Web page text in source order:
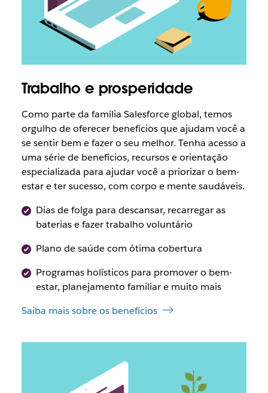
Trabalho e prosperidade
Como parte da família Salesforce global, temos
orgulho de oferecer benefícios que ajudam você a
se sentir bem e fazer o seu melhor. Tenha acesso a
uma série de benefícios, recursos e orientação
especializada para ajudar você a priorizar o bem-
estar e ter sucesso, com corpo e mente saudáveis.
Dias de folga para descansar, recarregar as
baterias e fazer trabalho voluntário
Plano de saúde com ótima cobertura
Programas holísticos para promover o bem-
estar, planejamento familiar e muito mais
Saiba mais sobre os benefícios